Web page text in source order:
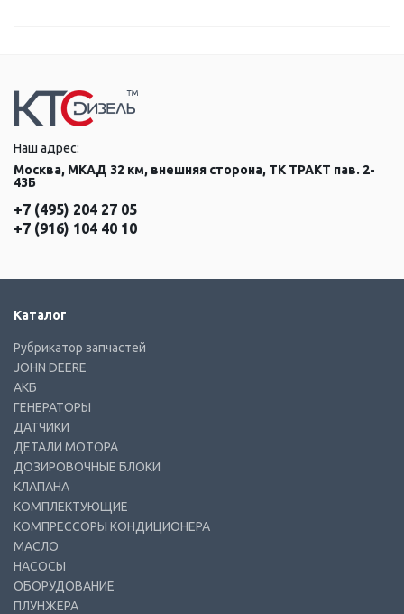
Наш адрес:
Москва, МКАД 32 км, внешняя сторона, ТК ТРАКТ пав. 2-
43Б
+7 (495) 204 27 05
+7 (916) 104 40 10
Каталог
Рубрикатор запчастей
JOHN DEERE
АКБ
ГЕНЕРАТОРЫ
ДАТЧИКИ
ДЕТАЛИ МОТОРА
ДОЗИРОВОЧНЫЕ БЛОКИ
КЛАПАНА
КОМПЛЕКТУЮЩИЕ
КОМПРЕССОРЫ КОНДИЦИОНЕРА
МАСЛО
НАСОСЫ
ОБОРУДОВАНИЕ
ПЛУНЖЕРА